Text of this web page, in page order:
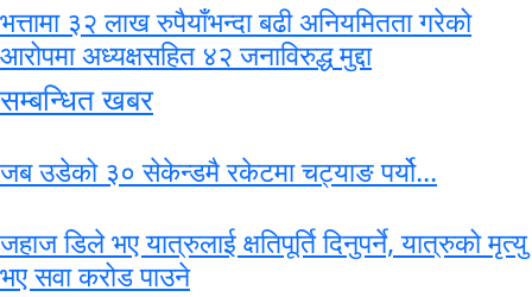
भत्तामा ३२ लाख रुपैयाँभन्दा बढी अनियमितता गरेको
आरोपमा अध्यक्षसहित ४२ जनाविरुद्ध मुद्दा
सम्बन्धित खबर
जब उडेको ३० सेकेन्डमै रकेटमा चट्याङ पर्यो...
जहाज डिले भए यात्रुलाई क्षतिपूर्ति दिनुपर्ने, यात्रुको मृत्यु
भए सवा करोड पाउने